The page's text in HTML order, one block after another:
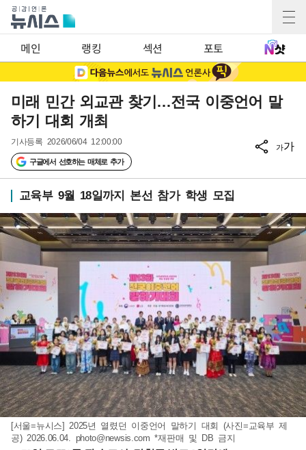
메인 랭킹 섹션 포토
미래 민간 외교관 찾기…전국 이중언어 말
하기 대회 개최
기사등록 2026/06/04 12:00:00
구글에서 선호하는 매체로 추가
가가
교육부 9월 18일까지 본선 참가 학생 모집
[서울=뉴시스] 2025년 열렸던 이중언어 말하기 대회 (사진=교육부 제
공) 2026.06.04. photo@newsis.com *재판매 및 DB 금지